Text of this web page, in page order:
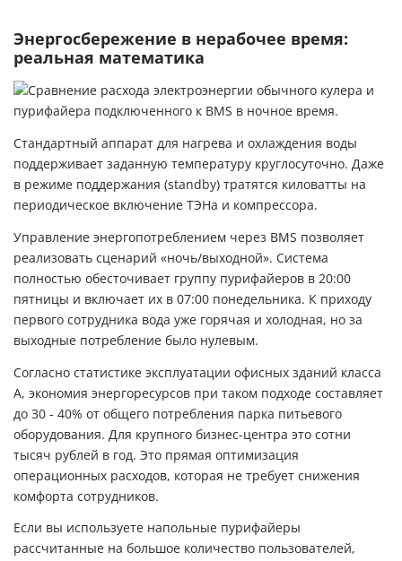
Энергосбережение в нерабочее время:
реальная математика
Стандартный аппарат для нагрева и охлаждения воды
поддерживает заданную температуру круглосуточно. Даже
в режиме поддержания (standby) тратятся киловатты на
периодическое включение ТЭНа и компрессора.
Управление энергопотреблением через BMS позволяет
реализовать сценарий «ночь/выходной». Система
полностью обесточивает группу пурифайеров в 20:00
пятницы и включает их в 07:00 понедельника. К приходу
первого сотрудника вода уже горячая и холодная, но за
выходные потребление было нулевым.
Согласно статистике эксплуатации офисных зданий класса
А, экономия энергоресурсов при таком подходе составляет
до 30 - 40% от общего потребления парка питьевого
оборудования. Для крупного бизнес-центра это сотни
тысяч рублей в год. Это прямая оптимизация
операционных расходов, которая не требует снижения
комфорта сотрудников.
Если вы используете напольные пурифайеры
рассчитанные на большое количество пользователей,